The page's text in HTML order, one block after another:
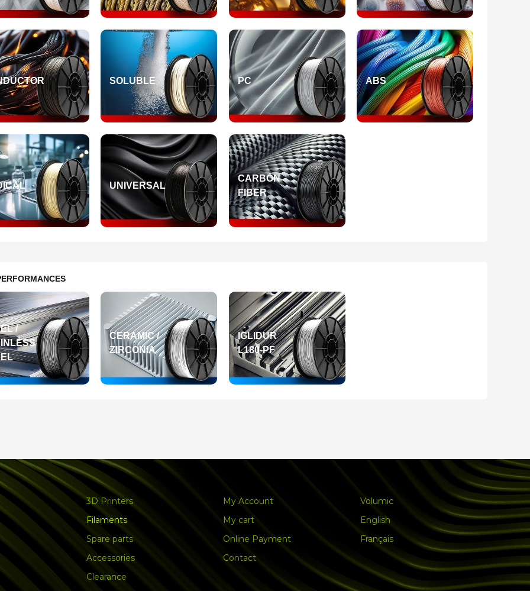
SOLUBLE PC ABS
UNIVERSAL
CARBON
FIBER
/
CERAMIC /
ZIRCONIA
IGLIDUR
L180-PF
3D Printers
Filaments
Spare parts
Accessories
Clearance
My Account
My cart
Online Payment
Contact
Volumic
English
Français